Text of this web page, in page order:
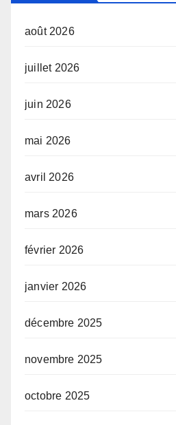
août 2026
juillet 2026
juin 2026
mai 2026
avril 2026
mars 2026
février 2026
janvier 2026
décembre 2025
novembre 2025
octobre 2025